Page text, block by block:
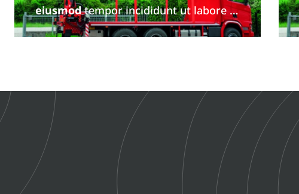
eiusmodtempor incididunt ut labore et
dolore magna aliqua.